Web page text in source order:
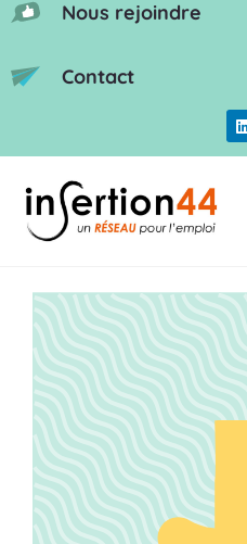
Nous rejoindre
Contact